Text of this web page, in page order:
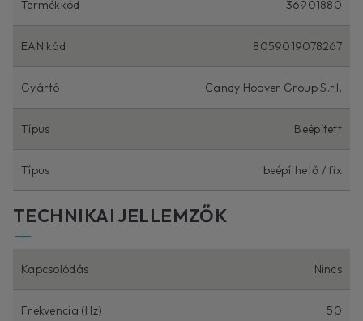
Termékkód 36901880
EAN kód 8059019078267
Gyártó Candy Hoover Group S.r.l.
Típus Beépített
Típus beépíthető / fix
TECHNIKAI JELLEMZŐK
Kapcsolódás Nincs
Frekvencia (Hz) 50